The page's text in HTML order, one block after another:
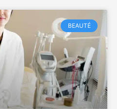
BEAUTÉ